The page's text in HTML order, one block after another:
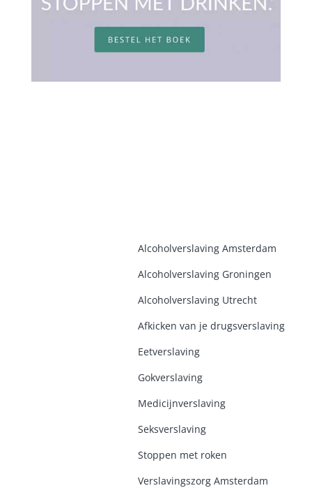
Alcoholverslaving Amsterdam
Alcoholverslaving Groningen
Alcoholverslaving Utrecht
Afkicken van je drugsverslaving
Eetverslaving
Gokverslaving
Medicijnverslaving
Seksverslaving
Stoppen met roken
Verslavingszorg Amsterdam